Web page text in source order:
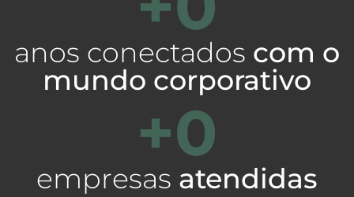
anos conectados com o
mundo corporativo
+0
empresas atendidas